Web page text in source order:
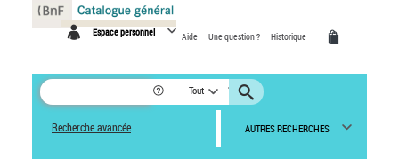
Espace personnel Aide Une question ? Historique
Tout
Recherche avancée AUTRES RECHERCHES
Panneau de gestion des cookies